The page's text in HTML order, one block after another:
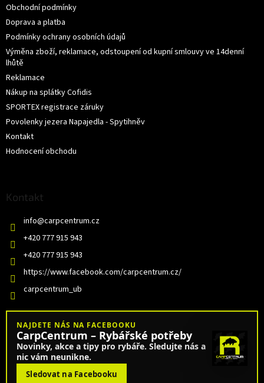
Obchodní podmínky
Doprava a platba
Podmínky ochrany osobních údajů
Výměna zboží, reklamace, odstoupení od kupní smlouvy ve 14denní
lhůtě
Reklamace
Nákup na splátky Cofidis
SPORTEX registrace záruky
Povolenky jezera Napajedla - Spytihněv
Kontakt
Hodnocení obchodu
Kontakt
info@carpcentrum.cz
+420 777 915 943
+420 777 915 943
https://www.facebook.com/carpcentrum.cz/
carpcentrum_ub
NAJDETE NÁS NA FACEBOOKU
CarpCentrum – Rybářské potřeby
Novinky, akce a tipy pro rybáře. Sledujte nás a
nic vám neunikne.
Sledovat na Facebooku